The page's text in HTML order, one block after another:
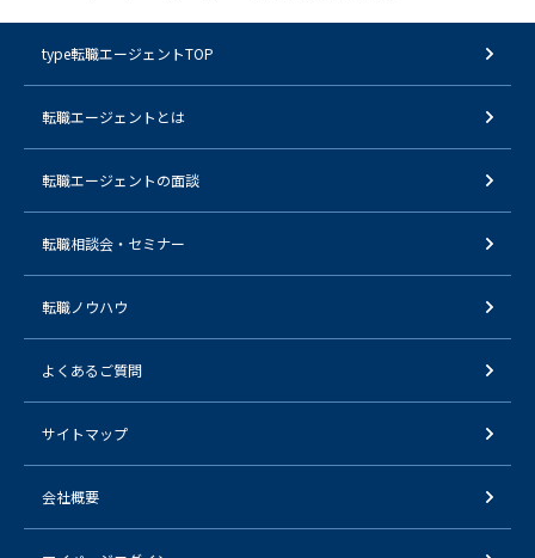
type転職エージェントTOP
転職エージェントとは
転職エージェントの面談
転職相談会・セミナー
転職ノウハウ
よくあるご質問
サイトマップ
会社概要